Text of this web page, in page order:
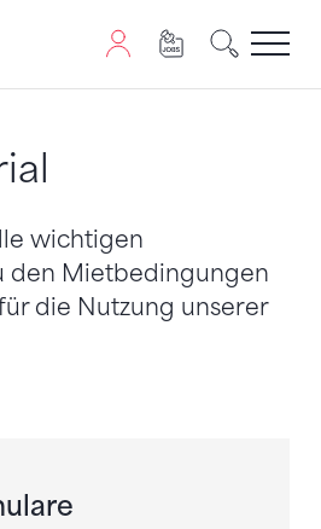
wichtigen
den Mietbedingungen
die Nutzung unserer